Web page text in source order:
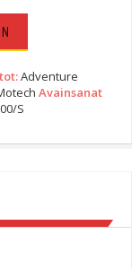
Adventure
Avainsanat
S